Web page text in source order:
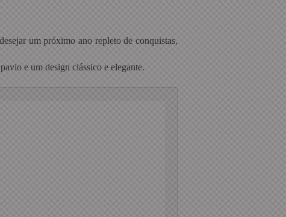
um próximo ano repleto de conquistas,
e um design clássico e elegante.